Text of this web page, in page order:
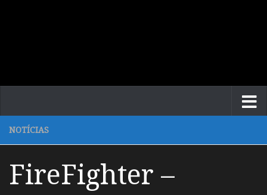
NOTÍCIAS
FireFighter –